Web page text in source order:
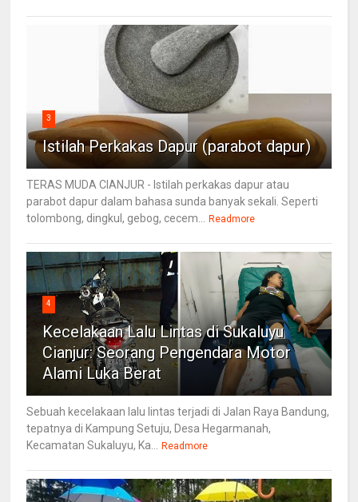
3
Istilah Perkakas Dapur (parabot dapur)
TERAS MUDA CIANJUR - Istilah perkakas dapur atau
parabot dapur dalam bahasa sunda banyak sekali. Seperti
tolombong, dingkul, gebog, cecem...
Readmore
4
Kecelakaan Lalu Lintas di Sukaluyu
Cianjur: Seorang Pengendara Motor
Alami Luka Berat
Sebuah kecelakaan lalu lintas terjadi di Jalan Raya Bandung,
tepatnya di Kampung Setuju, Desa Hegarmanah,
Kecamatan Sukaluyu, Ka...
Readmore